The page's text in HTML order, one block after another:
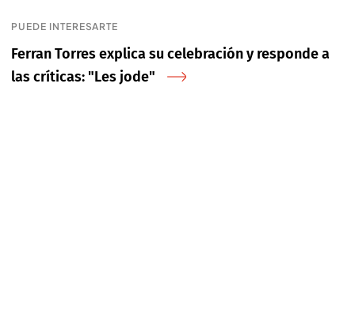
PUEDE INTERESARTE
Ferran Torres explica su celebración y responde a
las críticas: "Les jode"